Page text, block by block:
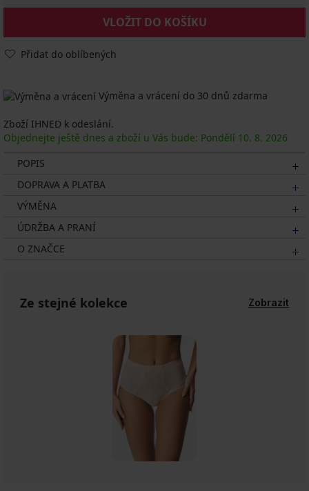
VLOŽIT DO KOŠÍKU
Přidat do oblíbených
Výměna a vrácení do 30 dnů zdarma
Zboží IHNED k odeslání.
Objednejte ještě dnes a zboží u Vás bude: Pondělí 10. 8. 2026
POPIS
DOPRAVA A PLATBA
VÝMĚNA
ÚDRŽBA A PRANÍ
O ZNAČCE
Ze stejné kolekce Zobrazit